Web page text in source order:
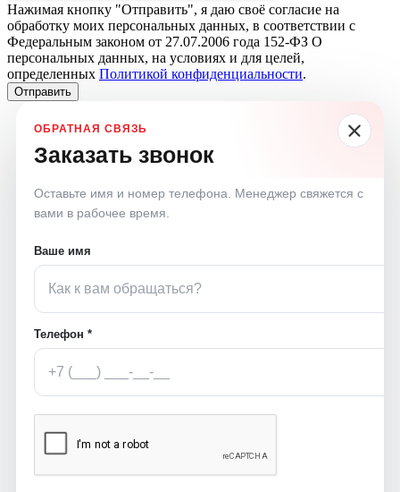
Нажимая кнопку "Отправить", я даю своё согласие на
обработку моих персональных данных, в соответствии с
Федеральным законом от 27.07.2006 года 152-ФЗ О
персональных данных, на условиях и для целей,
определенных Политикой конфиденциальности.
Отправить
Заказать звонок
Оставьте имя и номер телефона. Менеджер свяжется с
вами в рабочее время.
Ваше имя
Телефон *